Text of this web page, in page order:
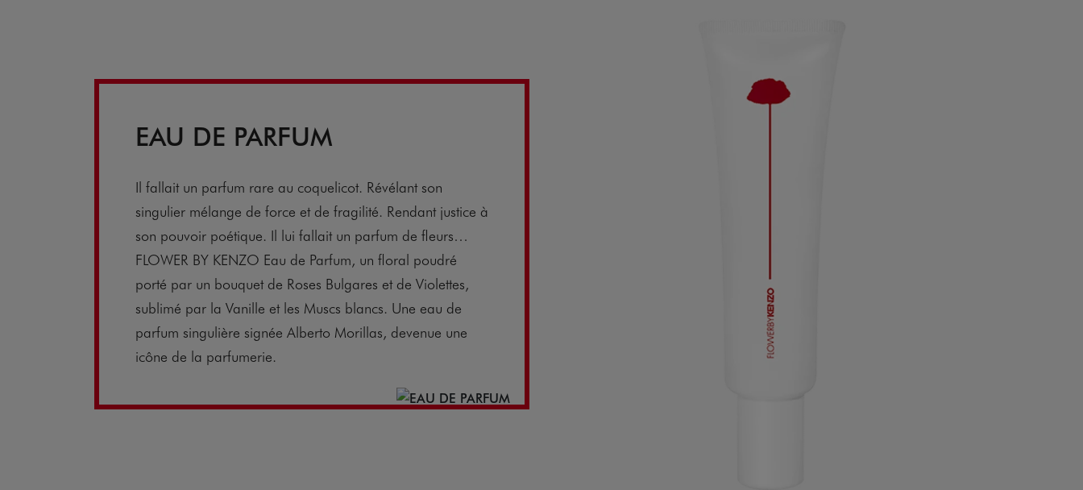
EAU DE PARFUM
Il fallait un parfum rare au coquelicot. Révélant son
singulier mélange de force et de fragilité. Rendant justice à
son pouvoir poétique. Il lui fallait un parfum de fleurs…
FLOWER BY KENZO Eau de Parfum, un floral poudré
porté par un bouquet de Roses Bulgares et de Violettes,
sublimé par la Vanille et les Muscs blancs. Une eau de
parfum singulière signée Alberto Morillas, devenue une
icône de la parfumerie.